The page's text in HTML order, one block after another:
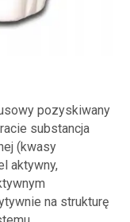
pozyskiwany
substancja
(kwasy
aktywny,
na strukturę